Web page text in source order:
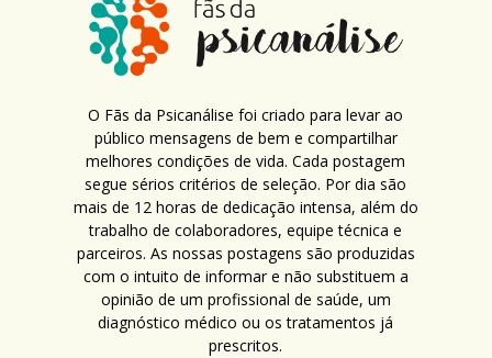
O Fãs da Psicanálise foi criado para levar ao
público mensagens de bem e compartilhar
melhores condições de vida. Cada postagem
segue sérios critérios de seleção. Por dia são
mais de 12 horas de dedicação intensa, além do
trabalho de colaboradores, equipe técnica e
parceiros. As nossas postagens são produzidas
com o intuito de informar e não substituem a
opinião de um profissional de saúde, um
diagnóstico médico ou os tratamentos já
prescritos.